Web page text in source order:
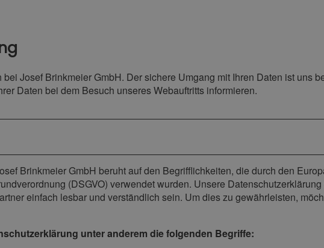
Josef Brinkmeier GmbH. Der sichere Umgang mit Ihren Daten ist uns
Daten bei dem Besuch unseres Webauftritts informieren.
Brinkmeier GmbH beruht auf den Begrifflichkeiten, die durch den
(DSGVO) verwendet wurden. Unsere
einfach lesbar und verständlich sein. Um dies zu gewährleisten,
unter anderem die folgenden Begriffe: